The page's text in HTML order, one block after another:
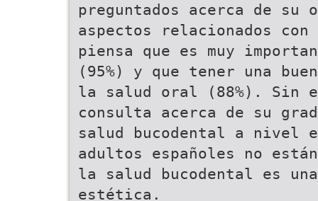
preguntados acerca de su
aspectos relacionados
piensa que es muy
(95%) y que tener una
la salud oral (88%). Sin
consulta acerca de su
salud bucodental a nivel
adultos españoles no
la salud bucodental es
estética.